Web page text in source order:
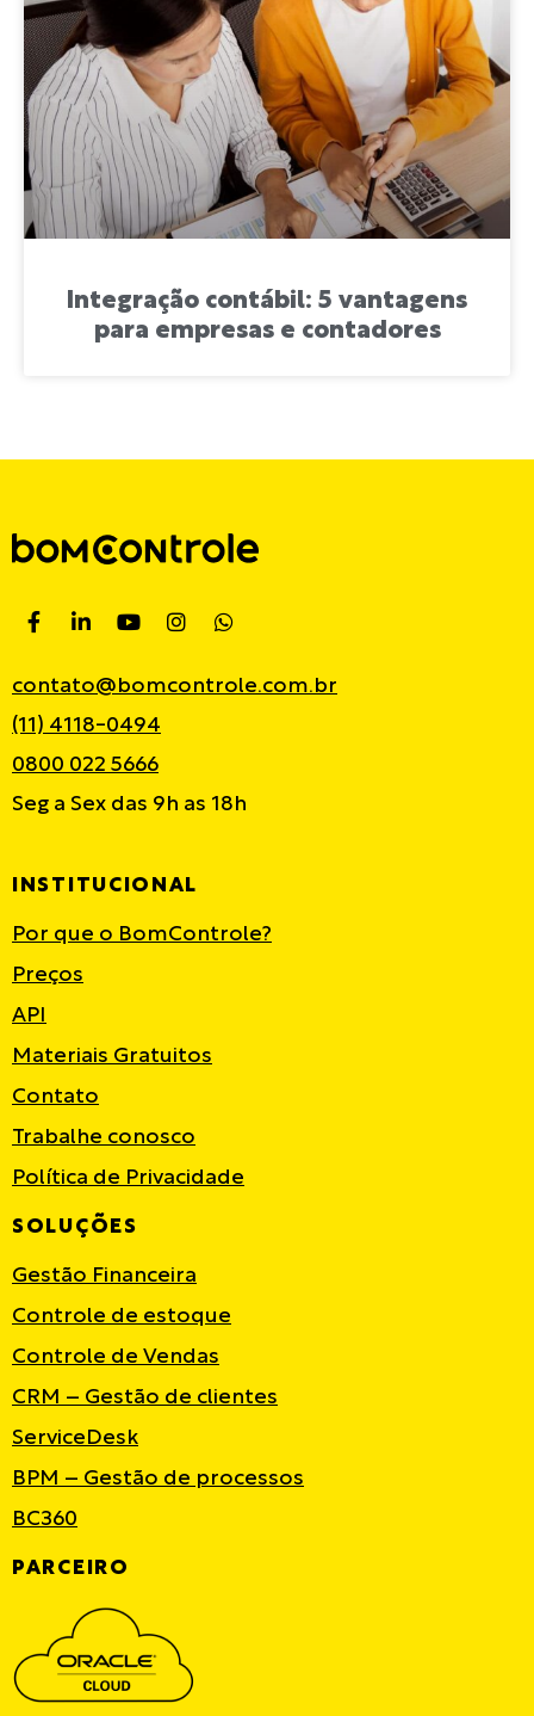
Integração contábil: 5 vantagens
para empresas e contadores
contato@bomcontrole.com.br
(11) 4118-0494
0800 022 5666
Seg a Sex das 9h as 18h
INSTITUCIONAL
Por que o BomControle?
Preços
API
Materiais Gratuitos
Contato
Trabalhe conosco
Política de Privacidade
SOLUÇÕES
Gestão Financeira
Controle de estoque
Controle de Vendas
CRM – Gestão de clientes
ServiceDesk
BPM – Gestão de processos
BC360
PARCEIRO